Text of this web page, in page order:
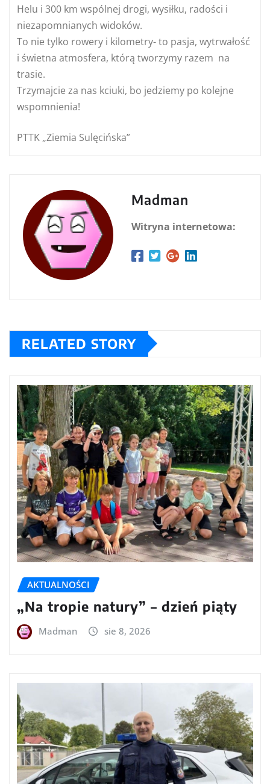
Helu i 300 km wspólnej drogi, wysiłku, radości i
niezapomnianych widoków.
To nie tylko rowery i kilometry- to pasja, wytrwałość
i świetna atmosfera, którą tworzymy razem na
trasie.
Trzymajcie za nas kciuki, bo jedziemy po kolejne
wspomnienia!
PTTK „Ziemia Sulęcińska”
Madman
Witryna internetowa:
RELATED STORY
AKTUALNOŚCI
„Na tropie natury” – dzień piąty
Madman sie 8, 2026